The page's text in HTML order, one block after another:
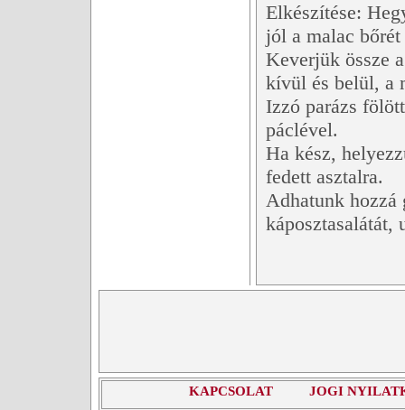
Elkészítése:
jól a malac
Keverjük össze
kívül és belül, a
Izzó parázs
páclével.
Ha kész,
fedett asztalra.
Adhatunk
káposztasalátát,
KAPCSOLAT JOGI